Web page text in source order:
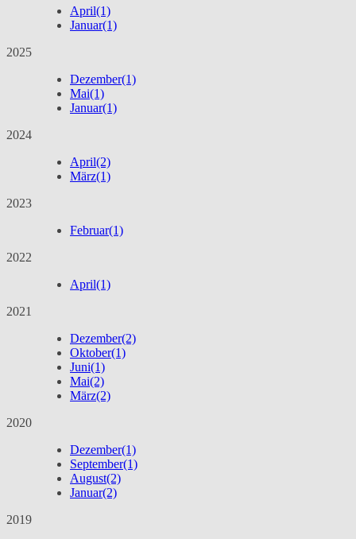
April(1)
Januar(1)
2025
Dezember(1)
Mai(1)
Januar(1)
2024
April(2)
März(1)
2023
Februar(1)
2022
April(1)
2021
Dezember(2)
Oktober(1)
Juni(1)
Mai(2)
März(2)
2020
Dezember(1)
September(1)
August(2)
Januar(2)
2019